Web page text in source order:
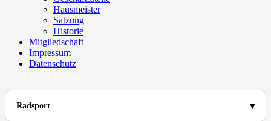
Hausmeister
Satzung
Historie
Mitgliedschaft
Impressum
Datenschutz
Radsport